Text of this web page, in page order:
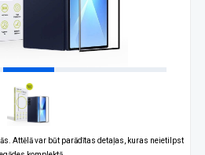
Attēlā var būt parādītas detaļas, kuras neietilpst